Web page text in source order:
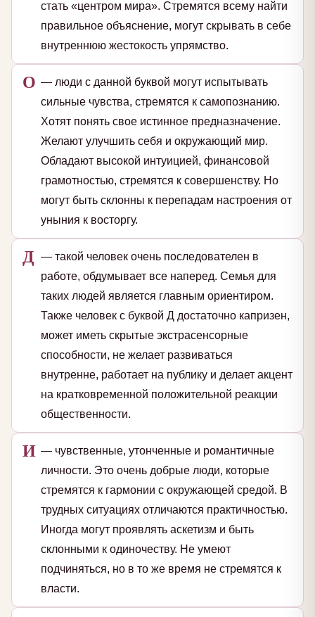
стать «центром мира». Стремятся всему найти
правильное объяснение, могут скрывать в себе
внутреннюю жестокость упрямство.
О — люди с данной буквой могут испытывать
сильные чувства, стремятся к самопознанию.
Хотят понять свое истинное предназначение.
Желают улучшить себя и окружающий мир.
Обладают высокой интуицией, финансовой
грамотностью, стремятся к совершенству. Но
могут быть склонны к перепадам настроения от
уныния к восторгу.
Д — такой человек очень последователен в
работе, обдумывает все наперед. Семья для
таких людей является главным ориентиром.
Также человек с буквой Д достаточно капризен,
может иметь скрытые экстрасенсорные
способности, не желает развиваться
внутренне, работает на публику и делает акцент
на кратковременной положительной реакции
общественности.
И — чувственные, утонченные и романтичные
личности. Это очень добрые люди, которые
стремятся к гармонии с окружающей средой. В
трудных ситуациях отличаются практичностью.
Иногда могут проявлять аскетизм и быть
склонными к одиночеству. Не умеют
подчиняться, но в то же время не стремятся к
власти.